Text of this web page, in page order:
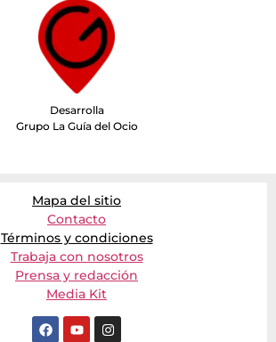
Desarrolla
Grupo La Guía del Ocio
Mapa del sitio
Contacto
Términos y condiciones
Trabaja con nosotros
Prensa y redacción
Media Kit